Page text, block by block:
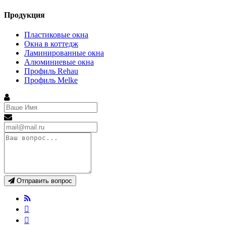
Продукция
Пластиковые окна
Окна в коттедж
Ламинированные окна
Алюминиевые окна
Профиль Rehau
Профиль Melke
Отправить вопрос